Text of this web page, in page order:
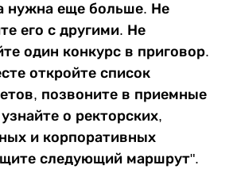
нужна еще больше. Не
его с другими. Не
один конкурс в приговор.
откройте список
позвоните в приемные
о ректорских,
и корпоративных
следующий маршрут".